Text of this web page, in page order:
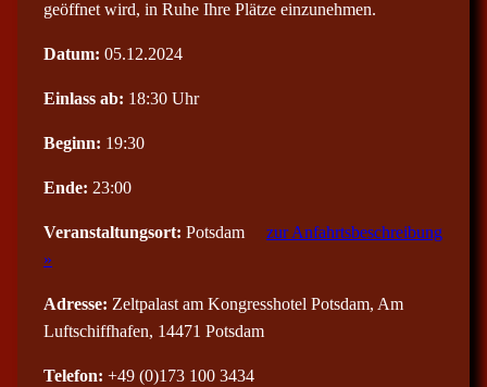
geöffnet wird, in Ruhe Ihre Plätze einzunehmen.
Datum: 05.12.2024
Einlass ab: 18:30 Uhr
Beginn: 19:30
Ende: 23:00
Veranstaltungsort: Potsdam zur Anfahrtsbeschreibung
»
Adresse: Zeltpalast am Kongresshotel Potsdam, Am
Luftschiffhafen, 14471 Potsdam
Telefon: +49 (0)173 100 3434